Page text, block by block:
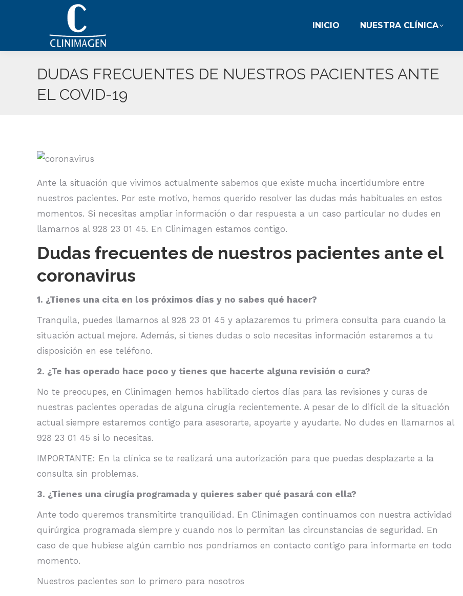
INICIO NUESTRA CLÍNICA
DUDAS FRECUENTES DE NUESTROS PACIENTES ANTE
EL COVID-19
Ante la situación que vivimos actualmente sabemos que existe mucha incertidumbre entre
nuestros pacientes. Por este motivo, hemos querido resolver las dudas más habituales en estos
momentos. Si necesitas ampliar información o dar respuesta a un caso particular no dudes en
llamarnos al 928 23 01 45. En Clinimagen estamos contigo.
Dudas frecuentes de nuestros pacientes ante el
coronavirus
1. ¿Tienes una cita en los próximos días y no sabes qué hacer?
Tranquila, puedes llamarnos al 928 23 01 45 y aplazaremos tu primera consulta para cuando la
situación actual mejore. Además, si tienes dudas o solo necesitas información estaremos a tu
disposición en ese teléfono.
2. ¿Te has operado hace poco y tienes que hacerte alguna revisión o cura?
No te preocupes, en Clinimagen hemos habilitado ciertos días para las revisiones y curas de
nuestras pacientes operadas de alguna cirugía recientemente. A pesar de lo difícil de la situación
actual siempre estaremos contigo para asesorarte, apoyarte y ayudarte. No dudes en llamarnos al
928 23 01 45 si lo necesitas.
IMPORTANTE: En la clínica se te realizará una autorización para que puedas desplazarte a la
consulta sin problemas.
3. ¿Tienes una cirugía programada y quieres saber qué pasará con ella?
Ante todo queremos transmitirte tranquilidad. En Clinimagen continuamos con nuestra actividad
quirúrgica programada siempre y cuando nos lo permitan las circunstancias de seguridad. En
caso de que hubiese algún cambio nos pondríamos en contacto contigo para informarte en todo
momento.
Nuestros pacientes son lo primero para nosotros
INICIO NUESTRA CLÍNICA